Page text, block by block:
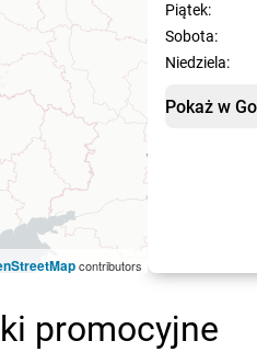
Piątek:
Sobota:
Niedziela:
Pokaż w
contributors
promocyjne